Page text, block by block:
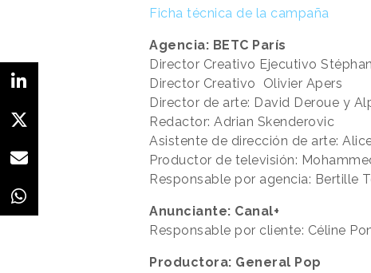
Ficha técnica de la campaña
Agencia: BETC París
Director Creativo Ejecutivo
Director Creativo Olivier Apers
Director de arte: David Deroue y
Redactor: Adrian Skenderovic
Asistente de dirección de arte:
Productor de televisión:
Responsable por agencia: Bertille
Anunciante: Canal+
Responsable por cliente: Céline
Productora: General Pop